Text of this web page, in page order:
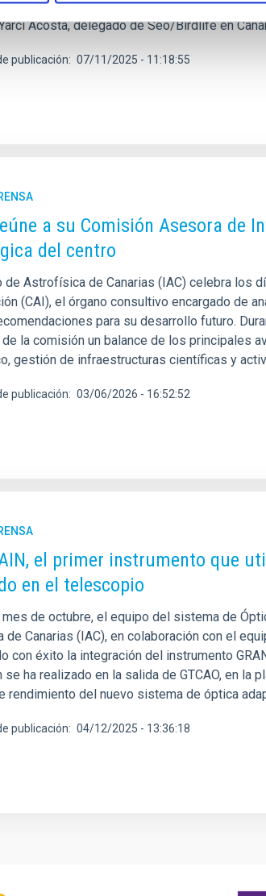
La ponencia estará a cargo de Federico de
Acosta, delegado de Seo/Birdlife en
publicación 07/11/2025 - 11:18:55
a su Comisión Asesora de
del centro
de Astrofísica de Canarias (IAC) celebra los
(CAI), el órgano consultivo encargado de
para su desarrollo futuro.
la comisión un balance de los principales
gestión de infraestructuras científicas y
publicación 03/06/2026 - 16:52:52
el primer instrumento que
en el telescopio
mes de octubre, el equipo del sistema de
Canarias (IAC), en colaboración con el
con éxito la integración del instrumento
se ha realizado en la salida de GTCAO, en la
rendimiento del nuevo sistema de óptica
publicación 04/12/2025 - 13:36:18